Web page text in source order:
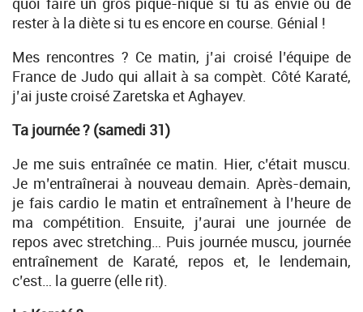
rester à la diète si tu es encore en course. Génial !
Mes rencontres ? Ce matin, j’ai croisé l’équipe de
France de Judo qui allait à sa compèt. Côté Karaté,
j’ai juste croisé Zaretska et Aghayev.
Ta journée ? (samedi 31)
Je me suis entraînée ce matin. Hier, c’était muscu.
Je m’entraînerai à nouveau demain. Après-demain,
je fais cardio le matin et entraînement à l’heure de
ma compétition. Ensuite, j’aurai une journée de
repos avec stretching… Puis journée muscu, journée
entraînement de Karaté, repos et, le lendemain,
c’est… la guerre (elle rit).